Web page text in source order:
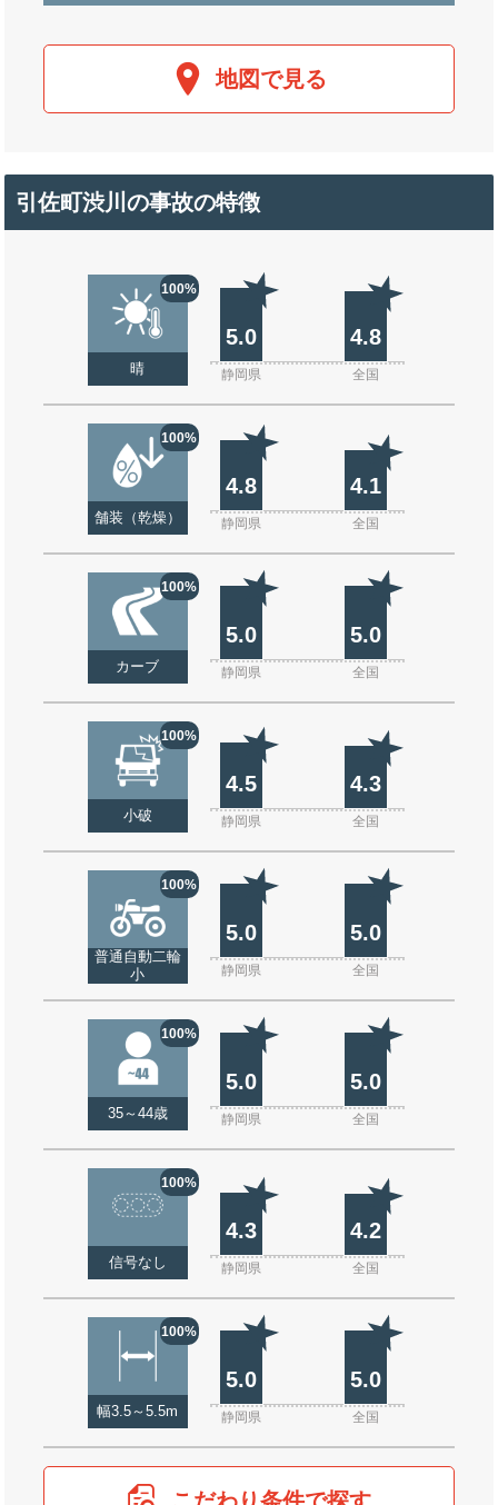
地図で見る
引佐町渋川の事故の特徴
100%
晴
5.0 4.8
静岡県 全国
100%
舗装（乾燥）
4.8 4.1
静岡県 全国
100%
カーブ
5.0 5.0
静岡県 全国
100%
小破
4.5 4.3
静岡県 全国
100%
普通自動二輪
小
5.0 5.0
静岡県 全国
100%
35～44歳
5.0 5.0
静岡県 全国
100%
信号なし
4.3 4.2
静岡県 全国
100%
幅3.5～5.5m
5.0 5.0
静岡県 全国